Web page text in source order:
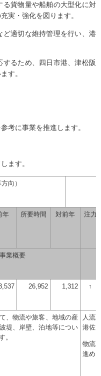
る貨物量や船舶の大型化に対
実・強化を図ります。
ど適切な維持管理を行い、港
るため、四日市港、津松阪
す。
考に事業を推進します。
ます。
向）
年 所要時間 対前年 注力
事業概要
26,952 1,312 ↑
、物流や旅客、地域の産
堤、岸壁、泊地等につい
。
人流
港佐
物流
進め